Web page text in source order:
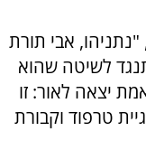
אבי תורת
לשיטה שהוא
יצאה לאור: זו
טרפוד וקבורת